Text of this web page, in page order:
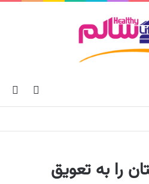
skin
را به تعویق